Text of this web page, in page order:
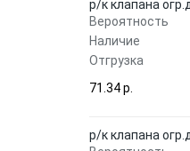
р/к клапана
Вероятность
Наличие
Отгрузка
71.34 p.
р/к клапана